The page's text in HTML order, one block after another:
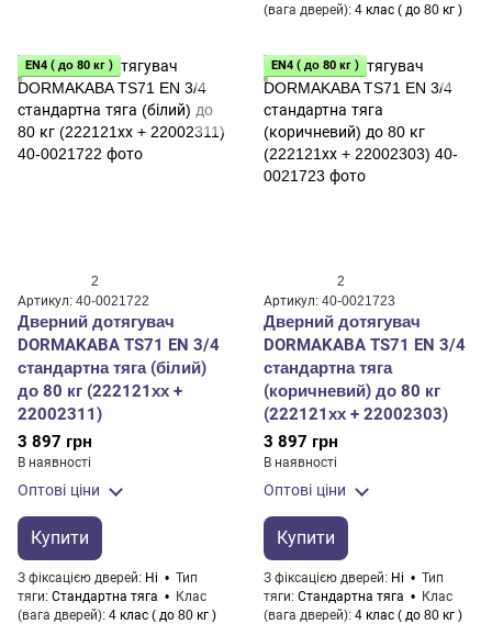
(вага дверей) 4 клас ( до 80 кг )
EN4 ( до 80 кг )
2
Артикул: 40-0021722
Дверний дотягувач
DORMAKABA TS71 EN 3/4
стандартна тяга (білий)
до 80 кг (222121хх +
22002311)
3 897 грн
В наявності
Оптові ціни
Купити
З фіксацією дверей Ні
Тип
тяги Стандартна тяга
Клас
(вага дверей) 4 клас ( до 80 кг )
EN4 ( до 80 кг )
2
Артикул: 40-0021723
Дверний дотягувач
DORMAKABA TS71 EN 3/4
стандартна тяга
(коричневий) до 80 кг
(222121хх + 22002303)
3 897 грн
В наявності
Оптові ціни
Купити
З фіксацією дверей Ні
Тип
тяги Стандартна тяга
Клас
(вага дверей) 4 клас ( до 80 кг )